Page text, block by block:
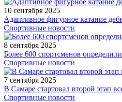
10 сентября 2025
Адаптивное фигурное катание
Спортивные новости
8 сентября 2025
Более 600 спортсменов
Спортивные новости
7 сентября 2025
В Самаре стартовал второй этап
Спортивные новости